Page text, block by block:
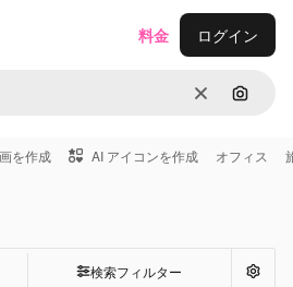
消去 画像で
料金 ログイン
を作成 AI アイコンを作成 オフィス
検索フィルター